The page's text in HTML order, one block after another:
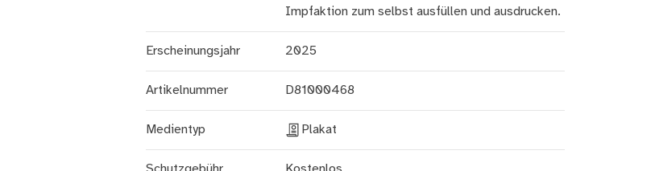
Impfaktion zum selbst ausfüllen und ausdrucken.
Erscheinungsjahr 2025
Artikelnummer D81000468
Medientyp Plakat